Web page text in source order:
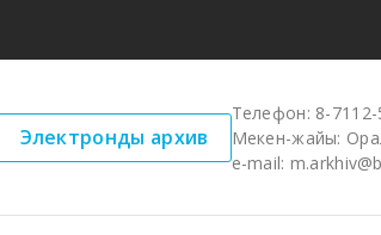
Электронды архив
Телефон: 8-
Мекен-жайы:
e-mail: